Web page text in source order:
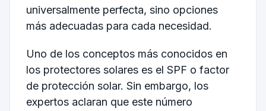
universalmente perfecta, sino opciones
más adecuadas para cada necesidad.
Uno de los conceptos más conocidos en
los protectores solares es el SPF o factor
de protección solar. Sin embargo, los
expertos aclaran que este número